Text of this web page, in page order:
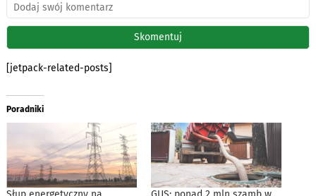
[jetpack-related-posts]
Poradniki